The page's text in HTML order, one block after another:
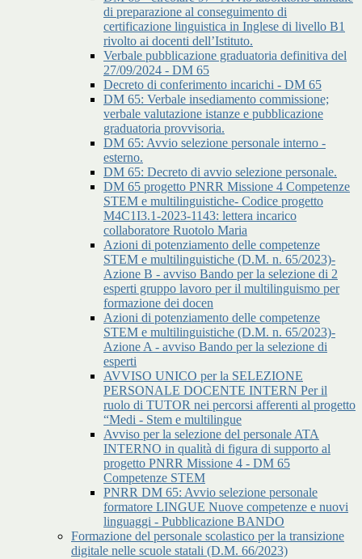
di preparazione al conseguimento di
certificazione linguistica in Inglese di livello B1
rivolto ai docenti dell’Istituto.
Verbale pubblicazione graduatoria definitiva del
27/09/2024 - DM 65
Decreto di conferimento incarichi - DM 65
DM 65: Verbale insediamento commissione;
verbale valutazione istanze e pubblicazione
graduatoria provvisoria.
DM 65: Avvio selezione personale interno -
esterno.
DM 65: Decreto di avvio selezione personale.
DM 65 progetto PNRR Missione 4 Competenze
STEM e multilinguistiche- Codice progetto
M4C1I3.1-2023-1143: lettera incarico
collaboratore Ruotolo Maria
Azioni di potenziamento delle competenze
STEM e multilinguistiche (D.M. n. 65/2023)-
Azione B - avviso Bando per la selezione di 2
esperti gruppo lavoro per il multilinguismo per
formazione dei docen
Azioni di potenziamento delle competenze
STEM e multilinguistiche (D.M. n. 65/2023)-
Azione A - avviso Bando per la selezione di
esperti
AVVISO UNICO per la SELEZIONE
PERSONALE DOCENTE INTERN Per il
ruolo di TUTOR nei percorsi afferenti al progetto
“Medi - Stem e multilingue
Avviso per la selezione del personale ATA
INTERNO in qualità di figura di supporto al
progetto PNRR Missione 4 - DM 65
Competenze STEM
PNRR DM 65: Avvio selezione personale
formatore LINGUE Nuove competenze e nuovi
linguaggi - Pubblicazione BANDO
Formazione del personale scolastico per la transizione
digitale nelle scuole statali (D.M. 66/2023)